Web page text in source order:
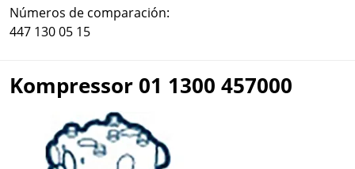
Números de comparación:
447 130 05 15
Kompressor 01 1300 457000